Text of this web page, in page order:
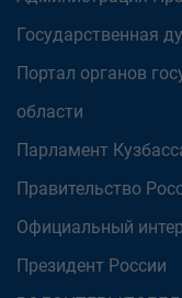
Государственная
Портал органов
области
Парламент
Правительство
Официальный
Президент России